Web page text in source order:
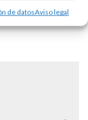
de datosAviso legal